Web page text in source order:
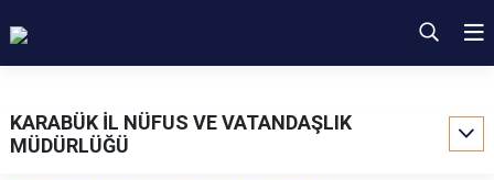
KARABÜK İL NÜFUS VE VATANDAŞLIK
MÜDÜRLÜĞÜ